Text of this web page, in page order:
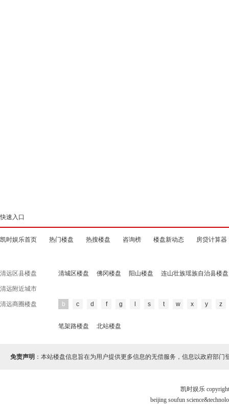
快速入口
凯时娱乐首页 热门楼盘 热搜楼盘 咨询榜 楼盘新动态 房贷计算器
清远区县楼盘 清城区楼盘 佛冈楼盘 阳山楼盘 连山壮族瑶族自治县楼盘
清远附近城市
清远商圈楼盘 b c d f g s t w x y z
笔架路楼盘 北站楼盘
免责声明 ：本站楼盘信息旨在为用户提供更多信息的无偿服务，信息以政府部门
凯时娱乐
beijing soufun